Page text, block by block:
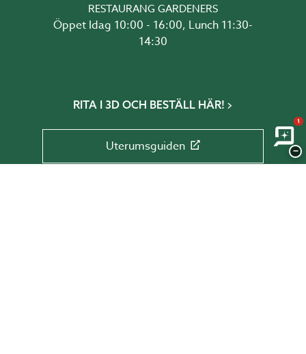
RESTAURANG GARDENERS
Öppet Idag 10:00 - 16:00, Lunch 11:30-
14:30
RITA I 3D OCH BESTÄLL HÄR!
Uterumsguiden
1
−